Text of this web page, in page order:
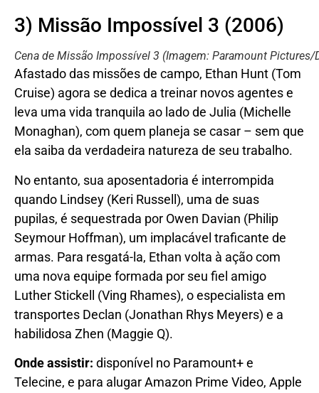
3) Missão Impossível 3 (2006)
Cena de Missão Impossível 3 (Imagem: Paramount Pictures/
Afastado das missões de campo, Ethan Hunt (Tom
Cruise) agora se dedica a treinar novos agentes e
leva uma vida tranquila ao lado de Julia (Michelle
Monaghan), com quem planeja se casar – sem que
ela saiba da verdadeira natureza de seu trabalho.
No entanto, sua aposentadoria é interrompida
quando Lindsey (Keri Russell), uma de suas
pupilas, é sequestrada por Owen Davian (Philip
Seymour Hoffman), um implacável traficante de
armas. Para resgatá-la, Ethan volta à ação com
uma nova equipe formada por seu fiel amigo
Luther Stickell (Ving Rhames), o especialista em
transportes Declan (Jonathan Rhys Meyers) e a
habilidosa Zhen (Maggie Q).
Onde assistir: disponível no Paramount+ e
Telecine, e para alugar Amazon Prime Video, Apple